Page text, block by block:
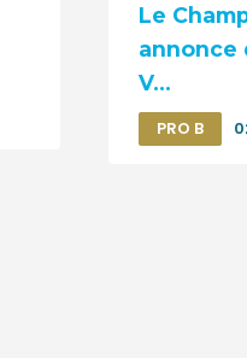
Le
annonce
V...
PRO B